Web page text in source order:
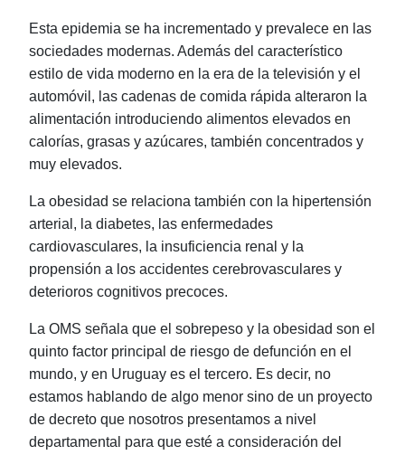
Esta epidemia se ha incrementado y prevalece en las
sociedades modernas. Además del característico
estilo de vida moderno en la era de la televisión y el
automóvil, las cadenas de comida rápida alteraron la
alimentación introduciendo alimentos elevados en
calorías, grasas y azúcares, también concentrados y
muy elevados.
La obesidad se relaciona también con la hipertensión
arterial, la diabetes, las enfermedades
cardiovasculares, la insuficiencia renal y la
propensión a los accidentes cerebrovasculares y
deterioros cognitivos precoces.
La OMS señala que el sobrepeso y la obesidad son el
quinto factor principal de riesgo de defunción en el
mundo, y en Uruguay es el tercero. Es decir, no
estamos hablando de algo menor sino de un proyecto
de decreto que nosotros presentamos a nivel
departamental para que esté a consideración del